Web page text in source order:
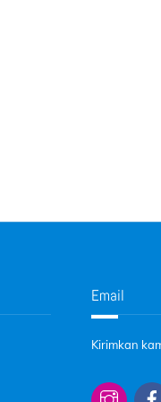
Email
Kirimkan